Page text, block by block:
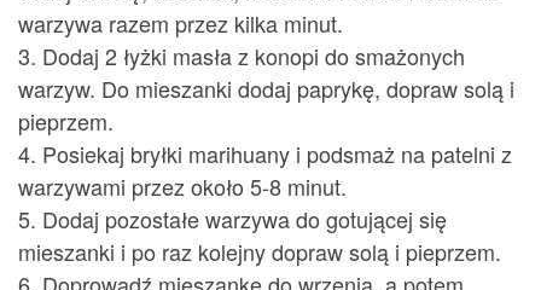
warzywa razem przez kilka minut.
3. Dodaj 2 łyżki masła z konopi do smażonych
warzyw. Do mieszanki dodaj paprykę, dopraw solą i
pieprzem.
4. Posiekaj bryłki marihuany i podsmaż na patelni z
warzywami przez około 5-8 minut.
5. Dodaj pozostałe warzywa do gotującej się
mieszanki i po raz kolejny dopraw solą i pieprzem.